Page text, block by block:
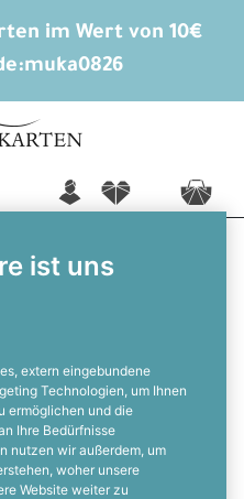
im Wert von 10€
muka0826
ist uns
extern eingebundene
Technologien, um Ihnen
ermöglichen und die
Ihre Bedürfnisse
nutzen wir außerdem, um
woher unsere
Website weiter zu
n f c
mit Aquarell